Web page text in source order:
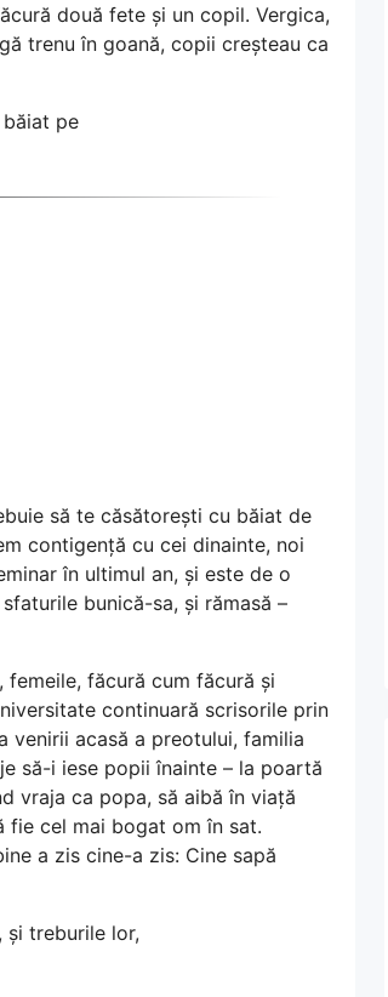
două fete și un copil. Vergica,
trenu în goană, copii creșteau ca
băiat pe
să te căsătorești cu băiat de
contigență cu cei dinainte, noi
în ultimul an, și este de o
bunică-sa, și rămasă –
făcură cum făcură și
continuară scrisorile prin
venirii acasă a preotului, familia
să-i iese popii înainte – la poartă
vraja ca popa, să aibă în viață
fie cel mai bogat om în sat.
a zis cine-a zis: Cine sapă
și treburile lor,